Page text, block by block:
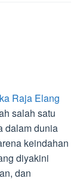
Raja Elang
salah satu
dalam dunia
keindahan
diyakini
dan